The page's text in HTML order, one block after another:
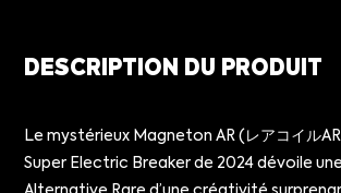
DESCRIPTION DU PRODUIT
Le mystérieux Magneton AR (レアコイル
Super Electric Breaker de 2024 dévoile